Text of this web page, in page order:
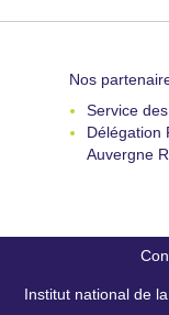
Nos
Service
Délégation
Auvergne
Institut national de